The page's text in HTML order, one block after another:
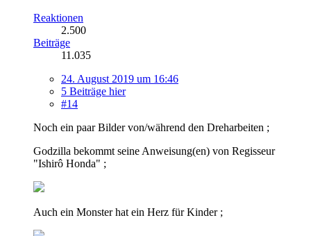
Reaktionen
2.500
Beiträge
11.035
24. August 2019 um 16:46
5 Beiträge hier
#14
Noch ein paar Bilder von/während den Dreharbeiten ;
Godzilla bekommt seine Anweisung(en) von Regisseur
"Ishirô Honda" ;
Auch ein Monster hat ein Herz für Kinder ;